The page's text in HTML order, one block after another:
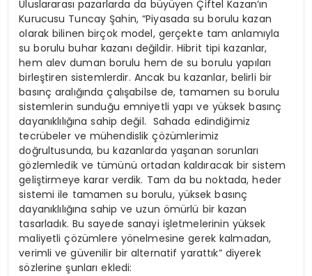
Uluslararası pazarlarda da büyüyen Çiftel Kazan’ın
Kurucusu Tuncay Şahin, “Piyasada su borulu kazan
olarak bilinen birçok model, gerçekte tam anlamıyla
su borulu buhar kazanı değildir. Hibrit tipi kazanlar,
hem alev duman borulu hem de su borulu yapıları
birleştiren sistemlerdir. Ancak bu kazanlar, belirli bir
basınç aralığında çalışabilse de, tamamen su borulu
sistemlerin sunduğu emniyetli yapı ve yüksek basınç
dayanıklılığına sahip değil. Sahada edindiğimiz
tecrübeler ve mühendislik çözümlerimiz
doğrultusunda, bu kazanlarda yaşanan sorunları
gözlemledik ve tümünü ortadan kaldıracak bir sistem
geliştirmeye karar verdik. Tam da bu noktada, heder
sistemi ile tamamen su borulu, yüksek basınç
dayanıklılığına sahip ve uzun ömürlü bir kazan
tasarladık. Bu sayede sanayi işletmelerinin yüksek
maliyetli çözümlere yönelmesine gerek kalmadan,
verimli ve güvenilir bir alternatif yarattık” diyerek
sözlerine şunları ekledi: